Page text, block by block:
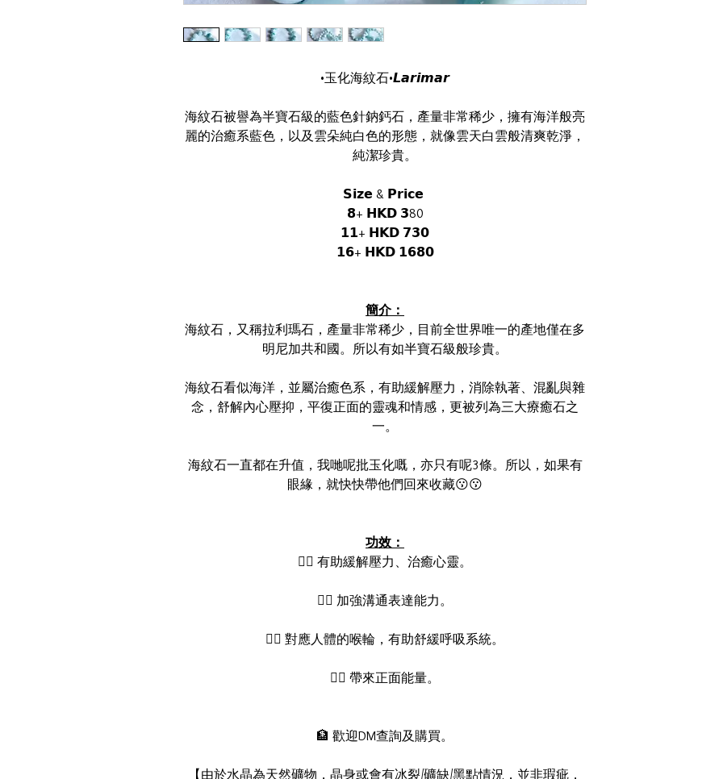
•玉化海紋石•𝙇𝙖𝙧𝙞𝙢𝙖𝙧
海紋石被譽為半寶石級的藍色針鈉鈣石，產量非常稀少，擁有海洋般亮
麗的治癒系藍色，以及雲朵純白色的形態，就像雲天白雲般清爽乾淨，
純潔珍貴。
𝗦𝗶𝘇𝗲 & 𝗣𝗿𝗶𝗰𝗲
𝟴+ 𝗛𝗞𝗗 𝟯80
𝟭𝟭+ 𝗛𝗞𝗗 𝟳𝟯𝟬
𝟭𝟲+ 𝗛𝗞𝗗 𝟭𝟲𝟴𝟬
簡介：
海紋石，又稱拉利瑪石，產量非常稀少，目前全世界唯一的產地僅在多
明尼加共和國。所以有如半寶石級般珍貴。
海紋石看似海洋，並屬治癒色系，有助緩解壓力，消除執著、混亂與雜
念，舒解內心壓抑，平復正面的靈魂和情感，更被列為三大療癒石之
一。
海紋石一直都在升值，我哋呢批玉化嘅，亦只有呢3條。所以，如果有
眼緣，就快快帶他們回來收藏😗😗
功效：
👉🏻 有助緩解壓力、治癒心靈。
👉🏻 加強溝通表達能力。
👉🏻 對應人體的喉輪，有助舒緩呼吸系統。
👉🏻 帶來正面能量。
🏦 歡迎DM查詢及購買。
【由於水晶為天然礦物，晶身或會有冰裂/礦缺/黑點情況，並非瑕疵，